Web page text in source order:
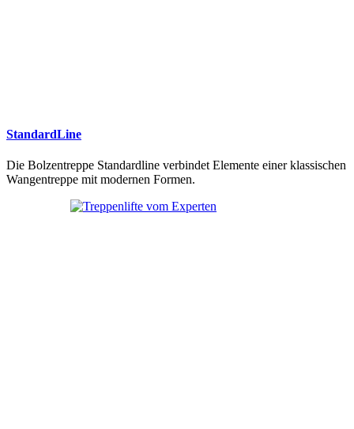
StandardLine
Die Bolzentreppe Standardline verbindet Elemente einer klassischen
Wangentreppe mit modernen Formen.